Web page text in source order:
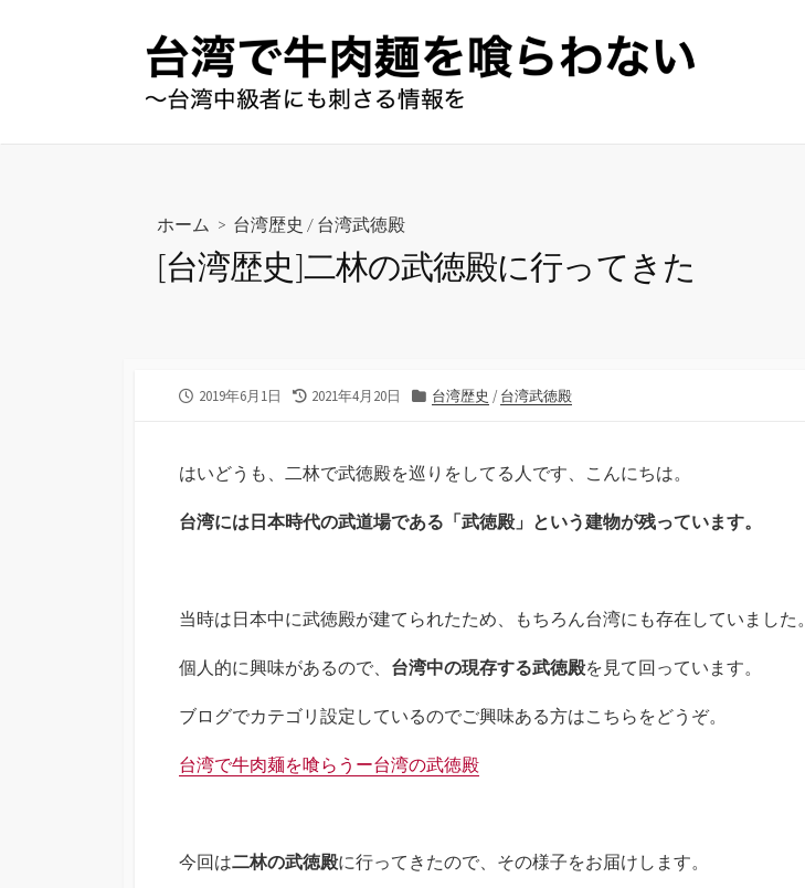
ホーム > 台湾歴史 / 台湾武徳殿
[台湾歴史]二林の武徳殿に行ってきた
公
2019年6月1日
最
新
日
2021年4月20日
カ
ー
台湾歴史 /台湾武徳殿
はいどうも、二林で武徳殿を巡りをしてる人です、こんにちは。
台湾には日本時代の武道場である「武徳殿」という建物が残っています。
当時は日本中に武徳殿が建てられたため、もちろん台湾にも存在していました。
個人的に興味があるので、 台湾中の現存する武徳殿を見て回っています。
ブログでカテゴリ設定しているのでご興味ある方はこちらをどうぞ。
台湾で牛肉麺を喰らうー台湾の武徳殿
今回は二林の武徳殿に行ってきたので、その様子をお届けします。